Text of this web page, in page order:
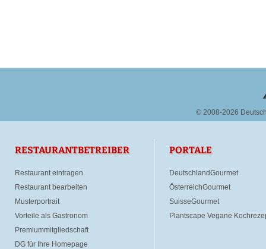
© 2008-2026
RESTAURANTBETREIBER
Restaurant eintragen
Restaurant bearbeiten
Musterportrait
Vorteile als Gastronom
Premiummitgliedschaft
DG für Ihre Homepage
PORTALE
DeutschlandGourmet
ÖsterreichGourmet
SuisseGourmet
Plantscape Vegane